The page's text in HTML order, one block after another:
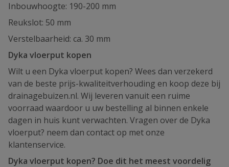
Inbouwhoogte: 190-200 mm
Reukslot: 50 mm
Verstelbaarheid: ca. 30 mm
Dyka vloerput kopen
Wilt u een Dyka vloerput kopen? Wees dan verzekerd
van de beste prijs-kwaliteitverhouding en koop deze bij
drainagebuizen.nl. Wij leveren vanuit een ruime
voorraad waardoor u uw bestelling al binnen enkele
dagen in huis kunt verwachten. Vragen over de Dyka
vloerput? neem dan contact op met onze
klantenservice.
Dyka vloerput kopen? Doe dit het meest voordelig